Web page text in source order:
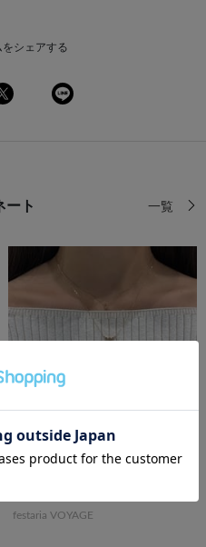
をシェアする
ート 一覧
festaria VOYAGE